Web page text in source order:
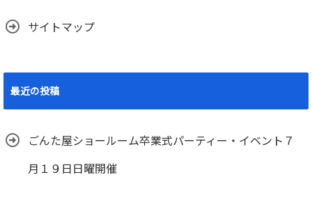
サイトマップ
最近の投稿
ごんた屋ショールーム卒業式パーティー・イベント７
月１９日日曜開催